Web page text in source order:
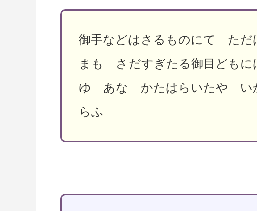
御手などはさるものにて ただ
まも さだすぎたる御目ども
ゆ あな かたはらいたや い
らふ